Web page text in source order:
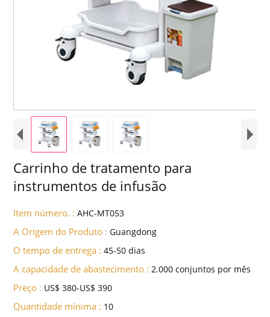
Carrinho de tratamento para
instrumentos de infusão
Item número. : AHC-MT053
A Origem do Produto : Guangdong
O tempo de entrega : 45-50 dias
A capacidade de abastecimento : 2.000 conjuntos por mês
Preço : US$ 380-US$ 390
Quantidade mínima : 10